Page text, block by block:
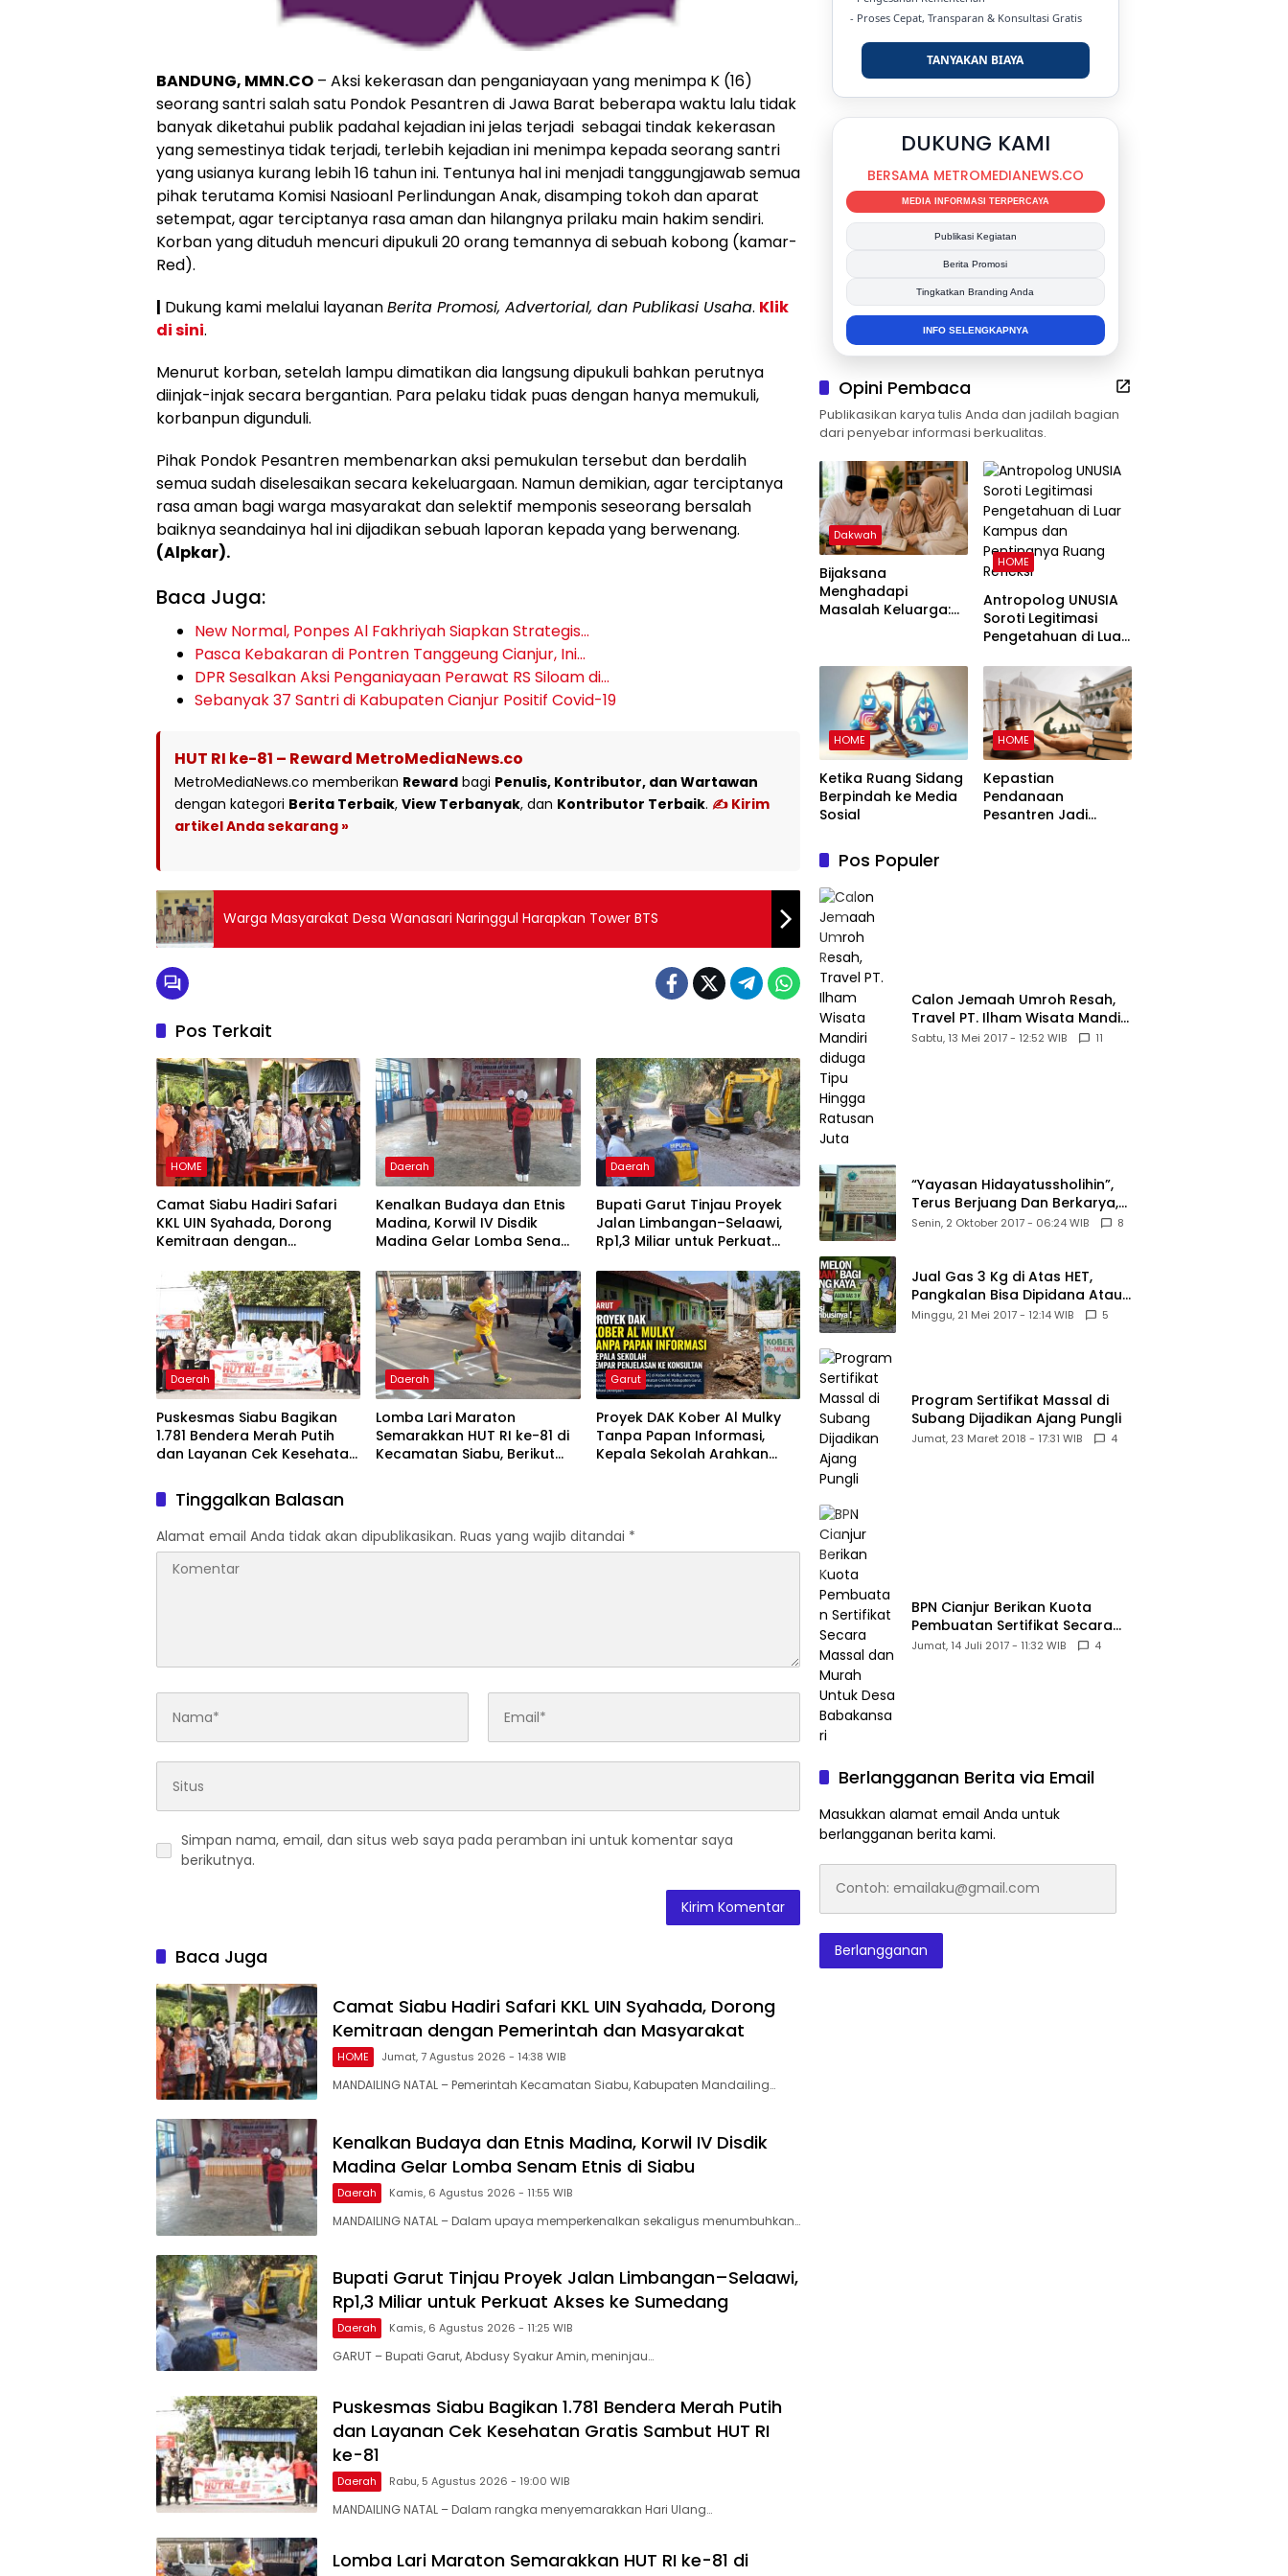
BANDUNG, MMN.CO – Aksi kekerasan dan penganiayaan yang menimpa K (16)
seorang santri salah satu Pondok Pesantren di Jawa Barat beberapa waktu lalu tidak
banyak diketahui publik padahal kejadian ini jelas terjadi sebagai tindak kekerasan
yang semestinya tidak terjadi, terlebih kejadian ini menimpa kepada seorang santri
yang usianya kurang lebih 16 tahun ini. Tentunya hal ini menjadi tanggungjawab semua
pihak terutama Komisi Nasioanl Perlindungan Anak, disamping tokoh dan aparat
setempat, agar terciptanya rasa aman dan hilangnya prilaku main hakim sendiri.
Korban yang dituduh mencuri dipukuli 20 orang temannya di sebuah kobong (kamar-
Red).
| Dukung kami melalui layananBerita Promosi, Advertorial, dan Publikasi Usaha. Klik
di sini.
Menurut korban, setelah lampu dimatikan dia langsung dipukuli bahkan perutnya
diinjak-injak secara bergantian. Para pelaku tidak puas dengan hanya memukuli,
korbanpun digunduli.
Pihak Pondok Pesantren membenarkan aksi pemukulan tersebut dan berdalih
semua sudah diselesaikan secara kekeluargaan. Namun demikian, agar terciptanya
rasa aman bagi warga masyarakat dan selektif memponis seseorang bersalah
baiknya seandainya hal ini dijadikan sebuah laporan kepada yang berwenang.
(Alpkar).
Baca Juga:
New Normal, Ponpes Al Fakhriyah Siapkan Strategis…
Pasca Kebakaran di Pontren Tanggeung Cianjur, Ini…
DPR Sesalkan Aksi Penganiayaan Perawat RS Siloam di…
Sebanyak 37 Santri di Kabupaten Cianjur Positif Covid-19
HUT RI ke-81 – Reward MetroMediaNews.co
MetroMediaNews.co memberikan Reward bagi Penulis, Kontributor, dan Wartawan
dengan kategori Berita Terbaik, View Terbanyak, dan Kontributor Terbaik. ✍️ Kirim
artikel Anda sekarang »
Warga Masyarakat Desa Wanasari Naringgul Harapkan Tower BTS
Pos Terkait
HOME
Camat Siabu Hadiri Safari
KKL UIN Syahada, Dorong
Kemitraan dengan
Daerah
Kenalkan Budaya dan Etnis
Madina, Korwil IV Disdik
Madina Gelar Lomba Senam
Daerah
Bupati Garut Tinjau Proyek
Jalan Limbangan–Selaawi,
Rp1,3 Miliar untuk Perkuat
Daerah
Puskesmas Siabu Bagikan
1.781 Bendera Merah Putih
dan Layanan Cek Kesehatan
Daerah
Lomba Lari Maraton
Semarakkan HUT RI ke-81 di
Kecamatan Siabu, Berikut
Garut
Proyek DAK Kober Al Mulky
Tanpa Papan Informasi,
Kepala Sekolah Arahkan
Tinggalkan Balasan
Alamat email Anda tidak akan dipublikasikan. Ruas yang wajib ditandai *
Simpan nama, email, dan situs web saya pada peramban ini untuk komentar saya
berikutnya.
Baca Juga
Camat Siabu Hadiri Safari KKL UIN Syahada, Dorong
Kemitraan dengan Pemerintah dan Masyarakat
HOME Jumat, 7 Agustus 2026 - 14:38 WIB
MANDAILING NATAL – Pemerintah Kecamatan Siabu, Kabupaten Mandailing…
Kenalkan Budaya dan Etnis Madina, Korwil IV Disdik
Madina Gelar Lomba Senam Etnis di Siabu
Daerah Kamis, 6 Agustus 2026 - 11:55 WIB
MANDAILING NATAL – Dalam upaya memperkenalkan sekaligus menumbuhkan…
Bupati Garut Tinjau Proyek Jalan Limbangan–Selaawi,
Rp1,3 Miliar untuk Perkuat Akses ke Sumedang
Daerah Kamis, 6 Agustus 2026 - 11:25 WIB
GARUT – Bupati Garut, Abdusy Syakur Amin, meninjau…
Puskesmas Siabu Bagikan 1.781 Bendera Merah Putih
dan Layanan Cek Kesehatan Gratis Sambut HUT RI
ke-81
Daerah Rabu, 5 Agustus 2026 - 19:00 WIB
MANDAILING NATAL – Dalam rangka menyemarakkan Hari Ulang…
Lomba Lari Maraton Semarakkan HUT RI ke-81 di
- Proses Cepat, Transparan & Konsultasi Gratis
TANYAKAN BIAYA
DUKUNG KAMI
BERSAMA METROMEDIANEWS.CO
MEDIA INFORMASI TERPERCAYA
Publikasi Kegiatan
Berita Promosi
Tingkatkan Branding Anda
INFO SELENGKAPNYA
Opini Pembaca
Publikasikan karya tulis Anda dan jadilah bagian
dari penyebar informasi berkualitas.
Dakwah
Bijaksana
Menghadapi
Masalah Keluarga:
Keluarga Harmonis
dalam Perspektif
Islam
HOME
Antropolog UNUSIA
Soroti Legitimasi
Pengetahuan di Luar
Pentingnya Ruang
Refleksi
HOME
Ketika Ruang Sidang
Berpindah ke Media
Sosial
HOME
Kepastian
Pendanaan
Pesantren Jadi
Pos Populer
Calon Jemaah Umroh Resah,
Travel PT. Ilham Wisata Mandiri
diduga Tipu Hingga Ratusan
Sabtu, 13 Mei 2017 - 12:52 WIB 11
“Yayasan Hidayatussholihin”,
Terus Berjuang Dan Berkarya,
Untuk Agama Dan Bangsa
Senin, 2 Oktober 2017 - 06:24 WIB 8
Jual Gas 3 Kg di Atas HET,
Pangkalan Bisa Dipidana Atau
PHU
Minggu, 21 Mei 2017 - 12:14 WIB 5
Program Sertifikat Massal di
Subang Dijadikan Ajang Pungli
Jumat, 23 Maret 2018 - 17:31 WIB 4
BPN Cianjur Berikan Kuota
Pembuatan Sertifikat Secara
Massal dan Murah Untuk Desa
Jumat, 14 Juli 2017 - 11:32 WIB 4
Berlangganan Berita via Email
Masukkan alamat email Anda untuk
berlangganan berita kami.
emailaku@gmail.com
Berlangganan